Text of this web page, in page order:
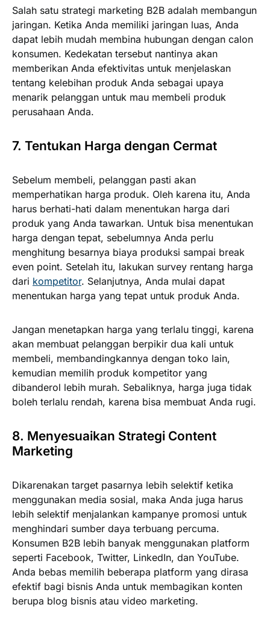
Salah satu strategi marketing B2B adalah membangun
jaringan. Ketika Anda memiliki jaringan luas, Anda
dapat lebih mudah membina hubungan dengan calon
konsumen. Kedekatan tersebut nantinya akan
memberikan Anda efektivitas untuk menjelaskan
tentang kelebihan produk Anda sebagai upaya
menarik pelanggan untuk mau membeli produk
perusahaan Anda.
7. Tentukan Harga dengan Cermat
Sebelum membeli, pelanggan pasti akan
memperhatikan harga produk. Oleh karena itu, Anda
harus berhati-hati dalam menentukan harga dari
produk yang Anda tawarkan. Untuk bisa menentukan
harga dengan tepat, sebelumnya Anda perlu
menghitung besarnya biaya produksi sampai break
even point. Setelah itu, lakukan survey rentang harga
dari kompetitor. Selanjutnya, Anda mulai dapat
menentukan harga yang tepat untuk produk Anda.
Jangan menetapkan harga yang terlalu tinggi, karena
akan membuat pelanggan berpikir dua kali untuk
membeli, membandingkannya dengan toko lain,
kemudian memilih produk kompetitor yang
dibanderol lebih murah. Sebaliknya, harga juga tidak
boleh terlalu rendah, karena bisa membuat Anda rugi.
8. Menyesuaikan Strategi Content
Marketing
Dikarenakan target pasarnya lebih selektif ketika
menggunakan media sosial, maka Anda juga harus
lebih selektif menjalankan kampanye promosi untuk
menghindari sumber daya terbuang percuma.
Konsumen B2B lebih banyak menggunakan platform
seperti Facebook, Twitter, LinkedIn, dan YouTube.
Anda bebas memilih beberapa platform yang dirasa
efektif bagi bisnis Anda untuk membagikan konten
berupa blog bisnis atau video marketing.